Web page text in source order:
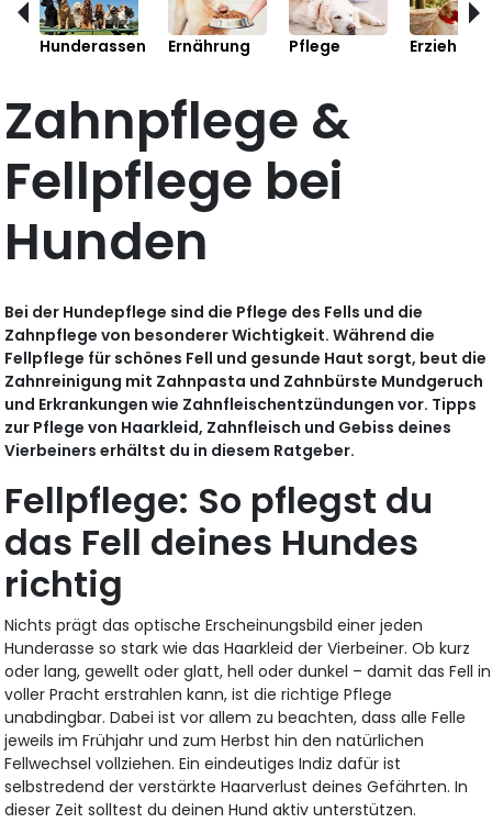
Hunderassen Ernährung Pflege Erziehung
Zahnpflege &
Fellpflege bei
Hunden
Bei der Hundepflege sind die Pflege des Fells und die
Zahnpflege von besonderer Wichtigkeit. Während die
Fellpflege für schönes Fell und gesunde Haut sorgt, beut die
Zahnreinigung mit Zahnpasta und Zahnbürste Mundgeruch
und Erkrankungen wie Zahnfleischentzündungen vor. Tipps
zur Pflege von Haarkleid, Zahnfleisch und Gebiss deines
Vierbeiners erhältst du in diesem Ratgeber.
Fellpflege: So pflegst du
das Fell deines Hundes
richtig
Nichts prägt das optische Erscheinungsbild einer jeden
Hunderasse so stark wie das Haarkleid der Vierbeiner. Ob kurz
oder lang, gewellt oder glatt, hell oder dunkel – damit das Fell in
voller Pracht erstrahlen kann, ist die richtige Pflege
unabdingbar. Dabei ist vor allem zu beachten, dass alle Felle
jeweils im Frühjahr und zum Herbst hin den natürlichen
Fellwechsel vollziehen. Ein eindeutiges Indiz dafür ist
selbstredend der verstärkte Haarverlust deines Gefährten. In
dieser Zeit solltest du deinen Hund aktiv unterstützen.